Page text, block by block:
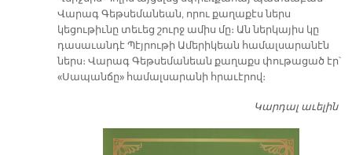
Վարագ Գեթսեմանեան, որու քաղաքէս ներս
կեցութիւնը տեւեց շուրջ ամիս մը։ Ան ներկայիս կը
դասաւանդէ Պէյրութի Ամերիկեան համալսարանէն
ներս։ Վարագ Գեթսեմանեան քաղաքս փութացած էր՝
«Սապանճը» համալսարանի հրաւէրով։
Կարդալ աւելին